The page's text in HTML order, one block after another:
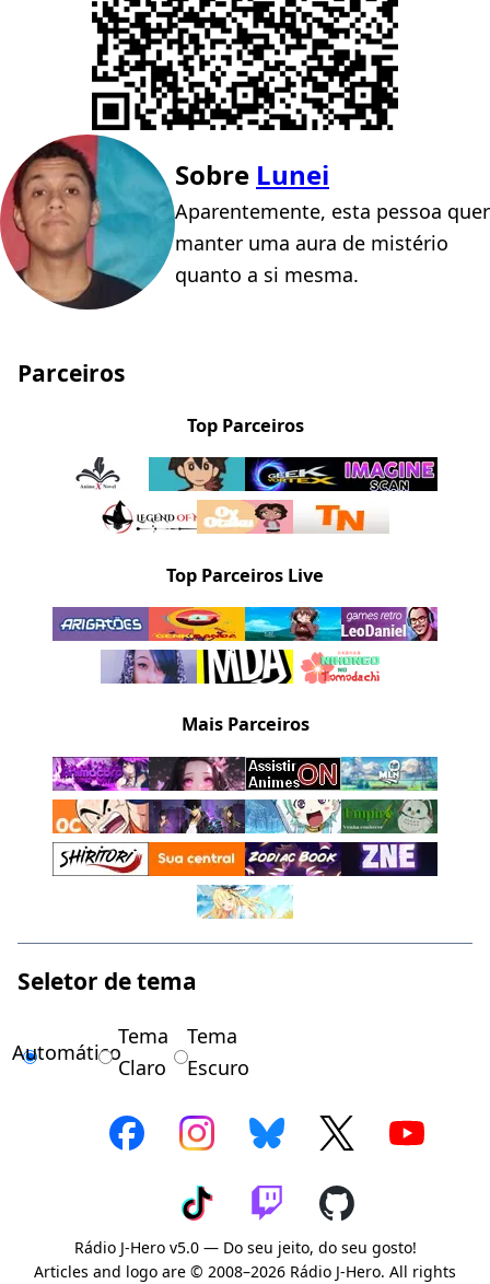
Sobre Lunei
Aparentemente, esta pessoa quer
manter uma aura de mistério
quanto a si mesma.
Parceiros
Top Parceiros
Top Parceiros Live
Mais Parceiros
Seletor de tema
Automático
Tema
Claro
Tema
Escuro
Rádio J-Hero v5.0 — Do seu jeito, do seu gosto!
Articles and logo are © 2008–2026 Rádio J-Hero. All rights